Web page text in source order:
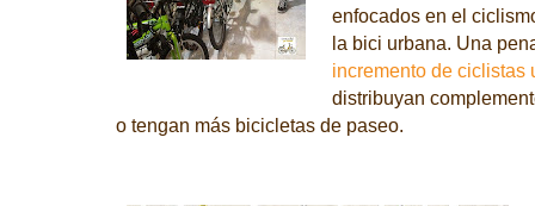
enfocados en el
la bici urbana. Una
incremento de ciclistas
distribuyan
o tengan más bicicletas de paseo.